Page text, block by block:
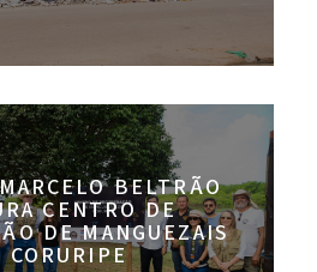
BELTRÃO
CENTRO DE
DE MANGUEZAIS
CORURIPE